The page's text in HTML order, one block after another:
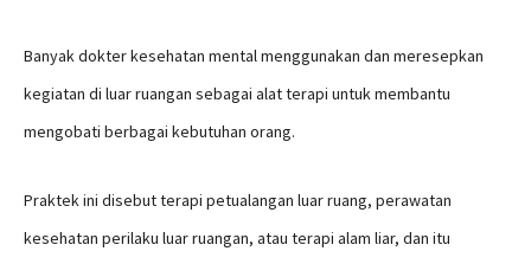
Banyak dokter kesehatan mental menggunakan dan meresepkan
kegiatan di luar ruangan sebagai alat terapi untuk membantu
mengobati berbagai kebutuhan orang.
Praktek ini disebut terapi petualangan luar ruang, perawatan
kesehatan perilaku luar ruangan, atau terapi alam liar, dan itu